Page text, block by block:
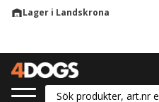
warehouseLager i Landskrona